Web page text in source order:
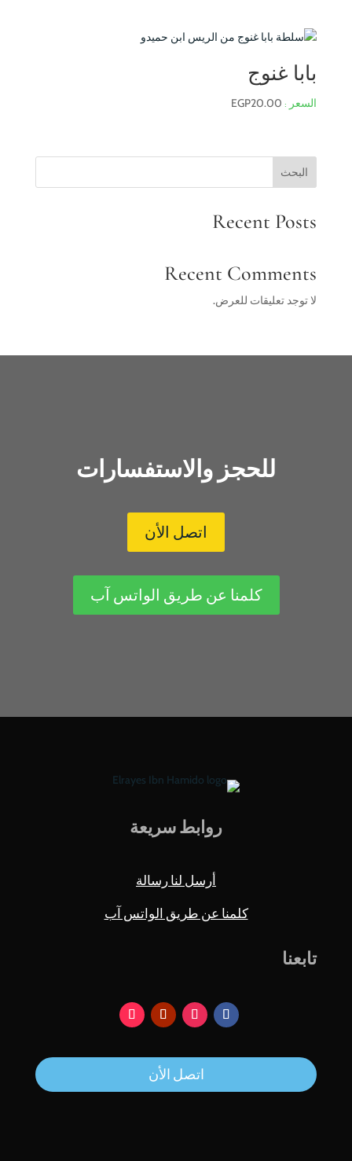
بابا غنوج
EGP20.00
البحث
Recent Posts
Recent Comments
لا توجد تعليقات للعرض.
للحجز والاستفسارات
اتصل الأن
كلمنا عن طريق الواتس آب
روابط سريعة
أرسل لنا رسالة
كلمنا عن طريق الواتس آب
تابعنا
اتصل الأن